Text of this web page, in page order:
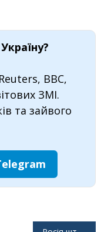
BBC,
ЗМІ.
та зайвого